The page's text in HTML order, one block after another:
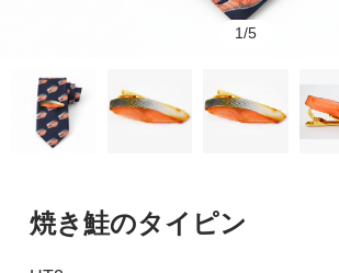
1/5
焼き鮭のタイピン